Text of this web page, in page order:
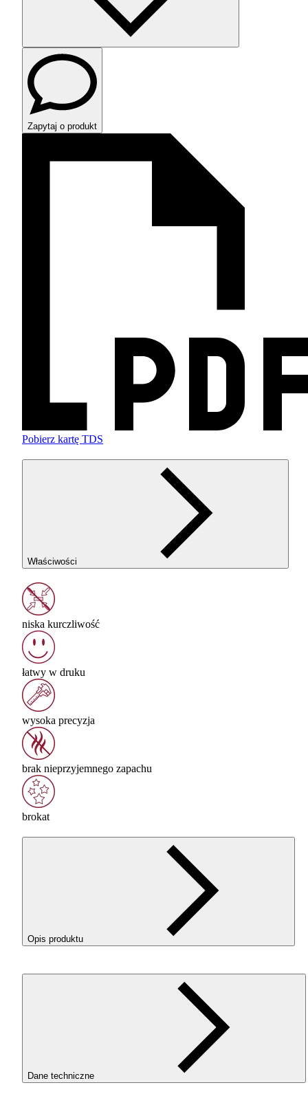
Zapytaj o produkt
Pobierz kartę TDS
Właściwości
niska kurczliwość
łatwy w druku
wysoka precyzja
brak nieprzyjemnego zapachu
brokat
Opis produktu
Filament 3D ReFillPLAGalaxy Brillant Silver to filamentPLAz
dodatkiem błyszczących drobinek brokatu, które zmniejszają
widoczność warstw i poprawiają estetykę wydruków. Łatwe w
PLAStarter i nie wymagają
hartowanych dysz. Idealne dla początkujących i profesjonalistów.
Srebrny kolor i brokat to świetne połączenie do druku wazonów,
Do korzystania z filamentów typu ReFill konieczne jest
Dane techniczne